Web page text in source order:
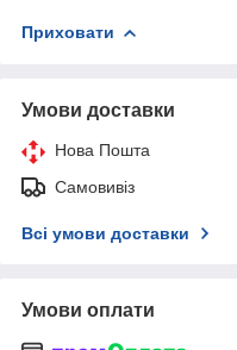
Приховати
Умови доставки
Нова Пошта
Самовивіз
Всі умови доставки
Умови оплати